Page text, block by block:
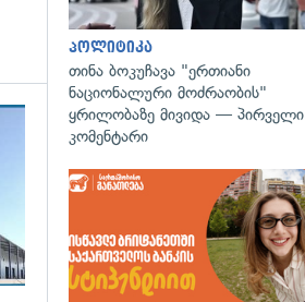
გადახედვა
პოლიტიკა
თინა ბოკუჩავა "ერთიანი
ნაციონალური მოძრაობის"
ყრილობაზე მივიდა — პირველი
კომენტარი